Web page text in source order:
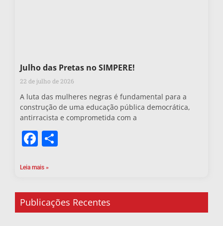
Julho das Pretas no SIMPERE!
22 de julho de 2026
A luta das mulheres negras é fundamental para a
construção de uma educação pública democrática,
antirracista e comprometida com a
Facebook
Leia mais »
Publicações Recentes